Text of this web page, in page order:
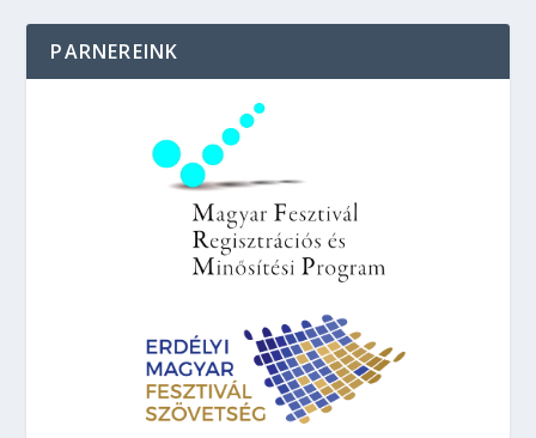
PARNEREINK